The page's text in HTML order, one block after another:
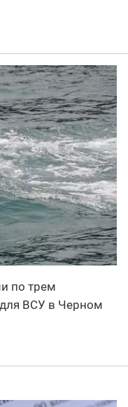
по трем
ВСУ в Черном